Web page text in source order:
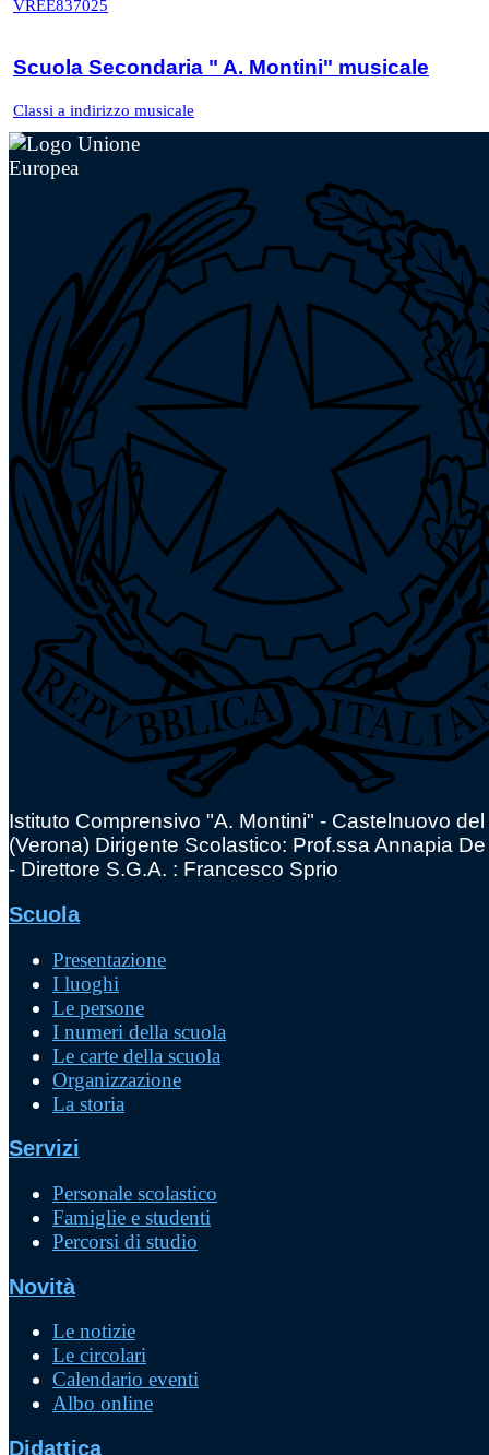
VREE837025
Scuola Secondaria " A. Montini" musicale
Classi a indirizzo musicale
Istituto Comprensivo "A. Montini" - Castelnuovo
(Verona) Dirigente Scolastico: Prof.ssa Annapia
- Direttore S.G.A. : Francesco Sprio
Scuola
Presentazione
I luoghi
Le persone
I numeri della scuola
Le carte della scuola
Organizzazione
La storia
Servizi
Personale scolastico
Famiglie e studenti
Percorsi di studio
Novità
Le notizie
Le circolari
Calendario eventi
Albo online
Didattica